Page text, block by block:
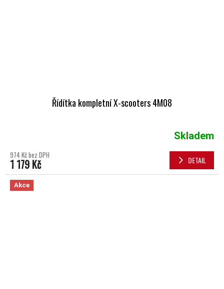
Řídítka kompletní X-scooters 4M08
Skladem
974 Kč bez DPH
1 179 Kč DETAIL
Akce